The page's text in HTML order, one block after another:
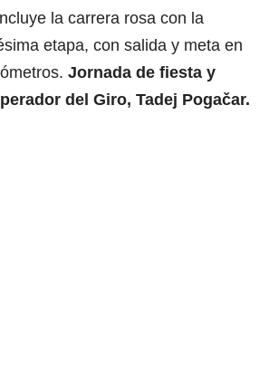
la carrera rosa con la
etapa, con salida y meta en
Jornada de fiesta y
del Giro, Tadej Pogačar.